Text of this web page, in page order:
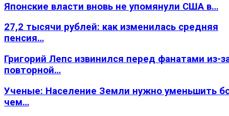
Японские власти вновь не упомянули США в…
27,2 тысячи рублей: как изменилась средняя
пенсия…
Григорий Лепс извинился перед фанатами из-
повторной…
Ученые: Население Земли нужно уменьшить
чем…